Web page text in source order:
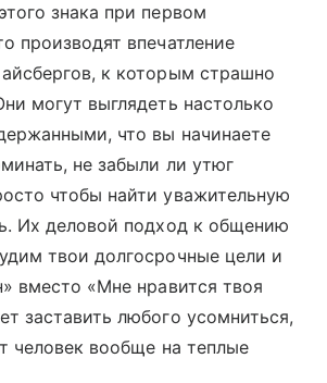
знака при первом
производят впечатление
к которым страшно
могут выглядеть настолько
что вы начинаете
не забыли ли утюг
чтобы найти уважительную
Их деловой подход к общению
твои долгосрочные цели и
вместо «Мне нравится твоя
заставить любого усомниться,
человек вообще на теплые